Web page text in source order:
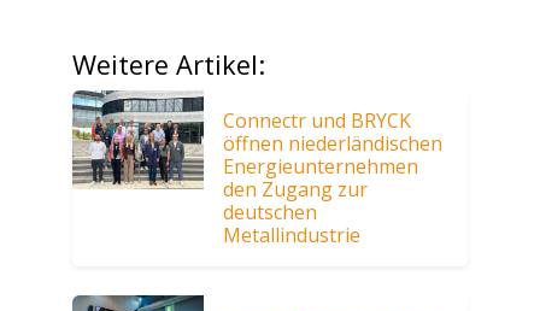
Weitere Artikel:
Connectr und BRYCK
öffnen niederländischen
Energieunternehmen
den Zugang zur
deutschen
Metallindustrie